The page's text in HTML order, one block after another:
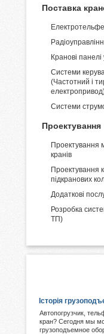
Поставка
Кранові
Системи
(Частотний і
Системи
Проектування
Проектування
кранів
Проектування
підкранових
Додаткові
Розробка
ТП)
Історія
Автопогрузчик,
кран? Сегодня мы
грузоподъемное